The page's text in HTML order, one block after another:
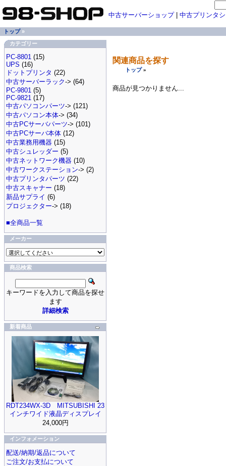
関連商品を探す
トップ»
商品が見つかりません...
中古サーバーショップ| 中古プリンタ
トップ»
カテゴリー
PC-8801 (15)
UPS (16)
ドットプリンタ (22)
中古サーバーラック-> (64)
PC-9801 (5)
PC-9821 (17)
中古パソコンパーツ-> (121)
中古パソコン本体-> (34)
中古PCサーバパーツ-> (101)
中古PCサーバ本体 (12)
中古業務用機器 (15)
中古シュレッダー (5)
中古ネットワーク機器 (10)
中古ワークステーション-> (2)
中古プリンタパーツ (22)
中古スキャナー (18)
新品サプライ (6)
プロジェクター-> (18)
■全商品一覧
メーカー
商品検索
キーワードを入力して商品を探せ
ます
詳細検索
新着商品
RDT234WX-3D MITSUBISHI 23
インチワイド液晶ディスプレイ
24,000円
インフォメーション
配送/納期/返品について
ご注文/お支払について